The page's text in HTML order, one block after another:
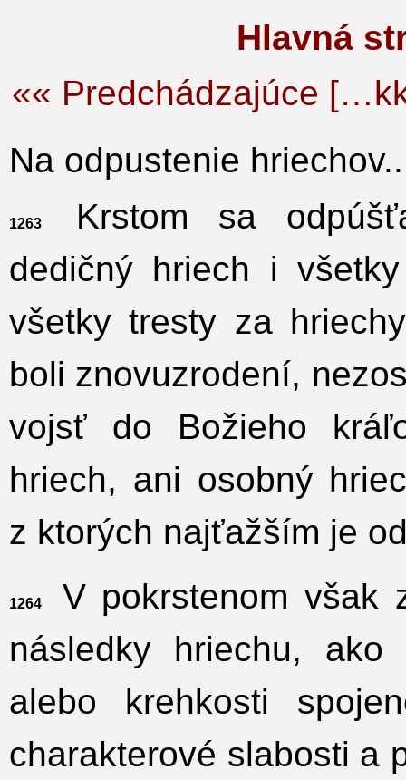
Hlavná
«« Predchádzajúce
Na odpustenie
1263
Krstom sa
dedičný hriech i
všetky tresty za
boli znovuzrodení,
vojsť do Božieho
hriech, ani osobný
z ktorých najťažším je
1264
V pokrstenom však
následky hriechu,
alebo krehkosti
charakterové slabosti a